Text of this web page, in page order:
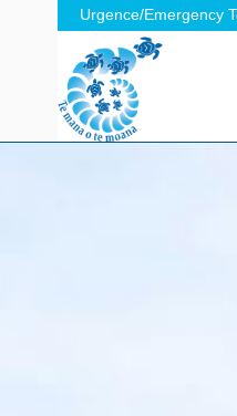
Urgence/Emergency